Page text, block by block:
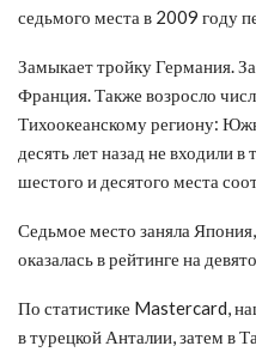
седьмого места в 2009 году
Замыкает тройку Германия.
Франция. Также возросло
Тихоокеанскому региону:
десять лет назад не входили
шестого и десятого места
Седьмое место заняла
оказалась в рейтинге на
По статистике Mastercard,
в турецкой Анталии, затем в